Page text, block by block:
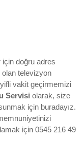
için doğru adres
olan televizyon
vakit geçirmemizi
Servisi olarak, size
için buradayız.
için 0545 216 49